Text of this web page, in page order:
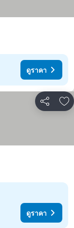
ดูราคา
แชร์ เ
ดูราคา